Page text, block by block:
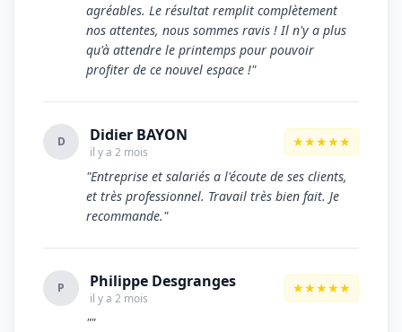
agréables. Le résultat remplit complètement
nos attentes, nous sommes ravis ! Il n'y a plus
qu'à attendre le printemps pour pouvoir
profiter de ce nouvel espace !"
D Didier BAYON
il y a 2 mois
★★★★★
"Entreprise et salariés a l'écoute de ses clients,
et très professionnel. Travail très bien fait. Je
recommande."
P Philippe Desgranges
il y a 2 mois
★★★★★
""